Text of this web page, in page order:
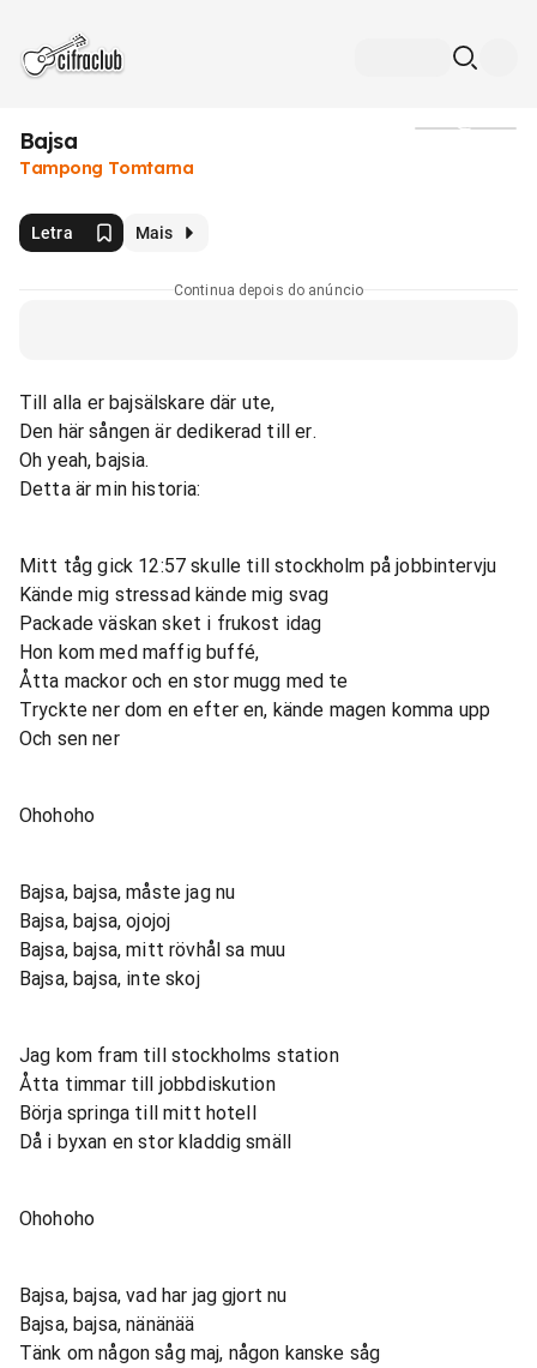
Bajsa
Tampong Tomtarna
Letra Mais
Continua depois do anúncio
Till alla er bajsälskare där ute,
Den här sången är dedikerad till er.
Oh yeah, bajsia.
Detta är min historia:
Mitt tåg gick 12:57 skulle till stockholm på jobbintervju
Kände mig stressad kände mig svag
Packade väskan sket i frukost idag
Hon kom med maffig buffé,
Åtta mackor och en stor mugg med te
Tryckte ner dom en efter en, kände magen komma upp
Och sen ner
Ohohoho
Bajsa, bajsa, måste jag nu
Bajsa, bajsa, ojojoj
Bajsa, bajsa, mitt rövhål sa muu
Bajsa, bajsa, inte skoj
Jag kom fram till stockholms station
Åtta timmar till jobbdiskution
Börja springa till mitt hotell
Då i byxan en stor kladdig smäll
Ohohoho
Bajsa, bajsa, vad har jag gjort nu
Bajsa, bajsa, nänänää
Tänk om någon såg maj, någon kanske såg